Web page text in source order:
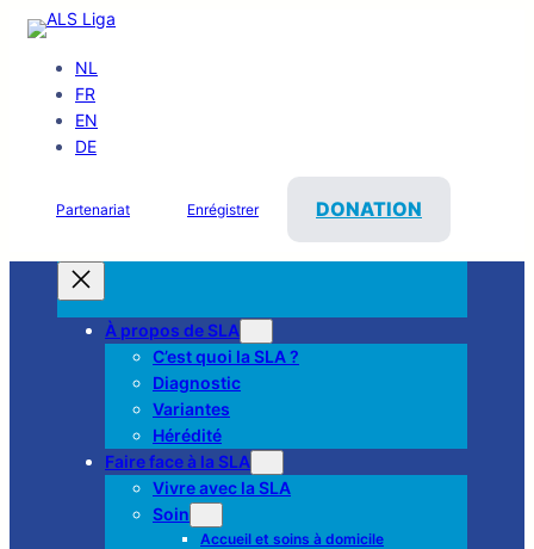
NL
FR
EN
DE
Partenariat Enrégistrer DONATION
À propos de SLA
C’est quoi la SLA ?
Diagnostic
Variantes
Hérédité
Faire face à la SLA
Vivre avec la SLA
Soin
Accueil et soins à domicile